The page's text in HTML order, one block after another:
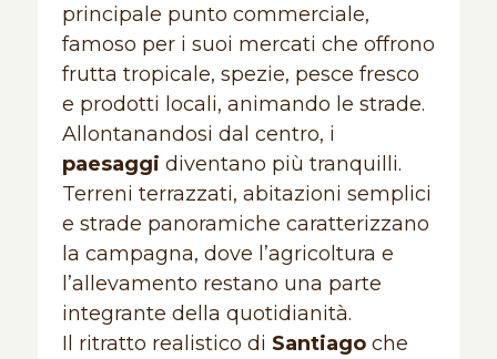
principale punto commerciale,
famoso per i suoi mercati che offrono
frutta tropicale, spezie, pesce fresco
e prodotti locali, animando le strade.
Allontanandosi dal centro, i
paesaggi diventano più tranquilli.
Terreni terrazzati, abitazioni semplici
e strade panoramiche caratterizzano
la campagna, dove l’agricoltura e
l’allevamento restano una parte
integrante della quotidianità.
Il ritratto realistico di Santiagoche